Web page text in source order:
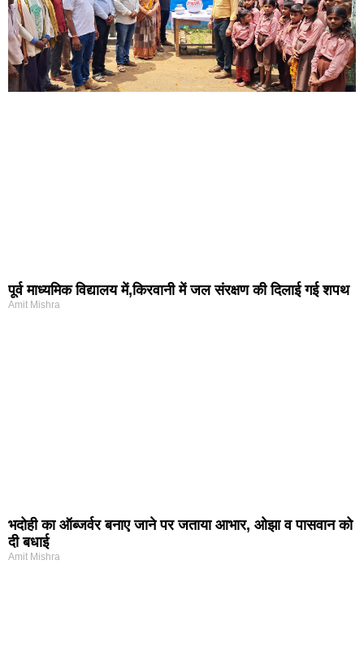
पूर्व माध्यमिक विद्यालय में,किरवानी में जल संरक्षण की दिलाई गई शपथ
Amit Mishra
भदोही का ऑब्जर्वर बनाए जाने पर जताया आभार, ओझा व पासवान को
दी बधाई
Amit Mishra